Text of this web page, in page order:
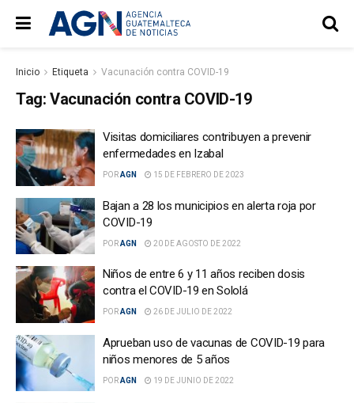
Inicio Etiqueta Vacunación contra COVID-19
Tag: Vacunación contra COVID-19
Visitas domiciliares contribuyen a prevenir
enfermedades en Izabal
PORAGN 15 DE FEBRERO DE 2023
Bajan a 28 los municipios en alerta roja por
COVID-19
PORAGN 20 DE AGOSTO DE 2022
Niños de entre 6 y 11 años reciben dosis
contra el COVID-19 en Sololá
PORAGN 26 DE JULIO DE 2022
Aprueban uso de vacunas de COVID-19 para
niños menores de 5 años
PORAGN 19 DE JUNIO DE 2022